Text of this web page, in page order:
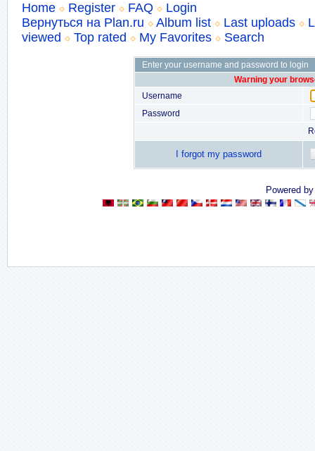
Home Register FAQ
Login
Вернуться на Plan.ru
Album list Last uploads
viewed
Top rated My Favorites Search
Enter your username and password to login
Warning your
Username
Password
I forgot my password
Powered